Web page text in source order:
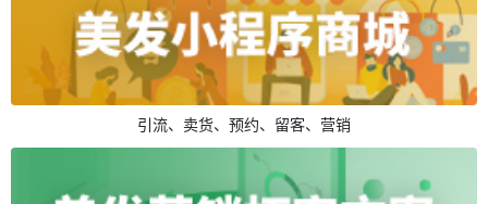
引流、卖货、预约、留客、营销